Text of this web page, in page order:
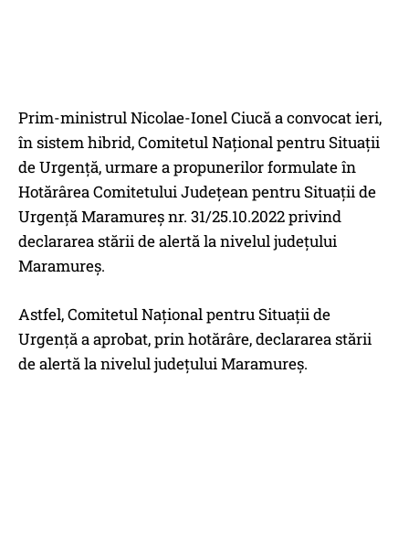
Prim-ministrul Nicolae-Ionel Ciucă a convocat ieri,
în sistem hibrid, Comitetul Național pentru Situații
de Urgență, urmare a propunerilor formulate în
Hotărârea Comitetului Județean pentru Situații de
Urgență Maramureș nr. 31/25.10.2022 privind
declararea stării de alertă la nivelul județului
Maramureș.
Astfel, Comitetul Național pentru Situații de
Urgență a aprobat, prin hotărâre, declararea stării
de alertă la nivelul județului Maramureș.